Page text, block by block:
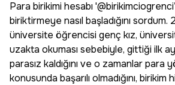
Para birikimi hesabı
biriktirmeye nasıl başladığını sordum.
üniversite öğrencisi genç kız,
uzakta okuması sebebiyle, gittiği ilk
parasız kaldığını ve o zamanlar para
konusunda başarılı olmadığını, birikim